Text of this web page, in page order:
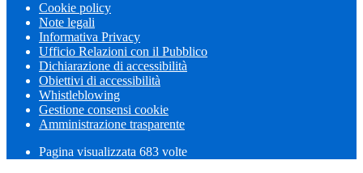
Cookie policy
Note legali
Informativa Privacy
Ufficio Relazioni con il Pubblico
Dichiarazione di accessibilità
Obiettivi di accessibilità
Whistleblowing
Gestione consensi cookie
Amministrazione trasparente
Pagina visualizzata 683 volte